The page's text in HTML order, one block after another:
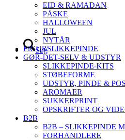
Søg
EID & RAMADAN
PÅSKE
HALLOWEEN
JUL
NYTÅR
FIGURSLIKKEPINDE
GØR-DET-SELV & UDSTYR
SLIKKEPINDE-KITS
STØBEFORME
UDSTYR, PINDE &
AROMAER
SUKKERPRINT
OPSKRIFTER OG
B2B
B2B – SLIKKEPINDE
FORHANDLERE